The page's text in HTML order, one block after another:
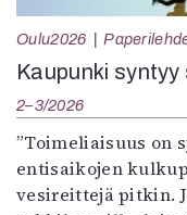
Oulu2026
Kaupunki
2–3/2026
”Toimeliaisuus on
entisaikojen
vesireittejä pitkin.